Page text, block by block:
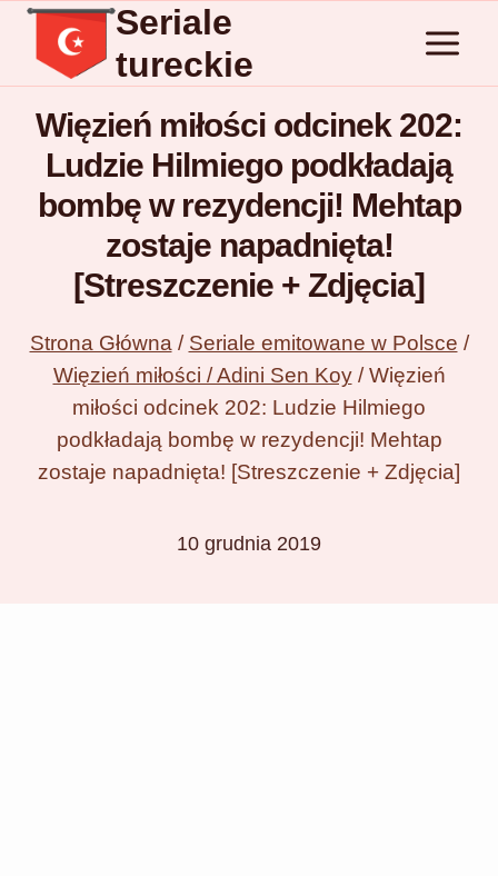
Przejdź
treści
Seriale
tureckie
Więzień miłości odcinek 202:
Ludzie Hilmiego podkładają
bombę w rezydencji! Mehtap
zostaje napadnięta!
[Streszczenie + Zdjęcia]
Strona Główna / Seriale emitowane w Polsce /
Więzień miłości / Adini Sen Koy / Więzień
miłości odcinek 202: Ludzie Hilmiego
podkładają bombę w rezydencji! Mehtap
zostaje napadnięta! [Streszczenie + Zdjęcia]
10 grudnia 2019